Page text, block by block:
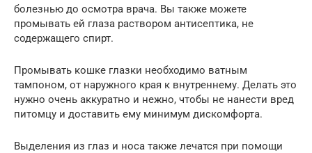
болезнью до осмотра врача. Вы также можете
промывать ей глаза раствором антисептика, не
содержащего спирт.
Промывать кошке глазки необходимо ватным
тампоном, от наружного края к внутреннему. Делать это
нужно очень аккуратно и нежно, чтобы не нанести вред
питомцу и доставить ему минимум дискомфорта.
Выделения из глаз и носа также лечатся при помощи